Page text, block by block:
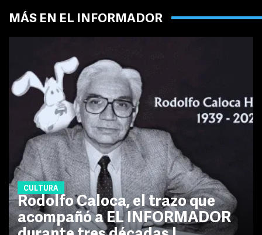
MÁS EN EL INFORMADOR
CULTURA
Rodolfo Caloca, el trazo que
acompañó a EL INFORMADOR